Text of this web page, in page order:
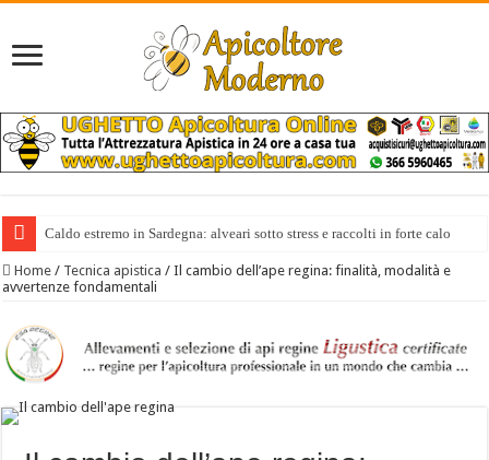
Caldo estremo in Sardegna: alveari sotto stress e raccolti in forte calo
Home / Tecnica apistica / Il cambio dell’ape regina: finalità, modalità e
avvertenze fondamentali